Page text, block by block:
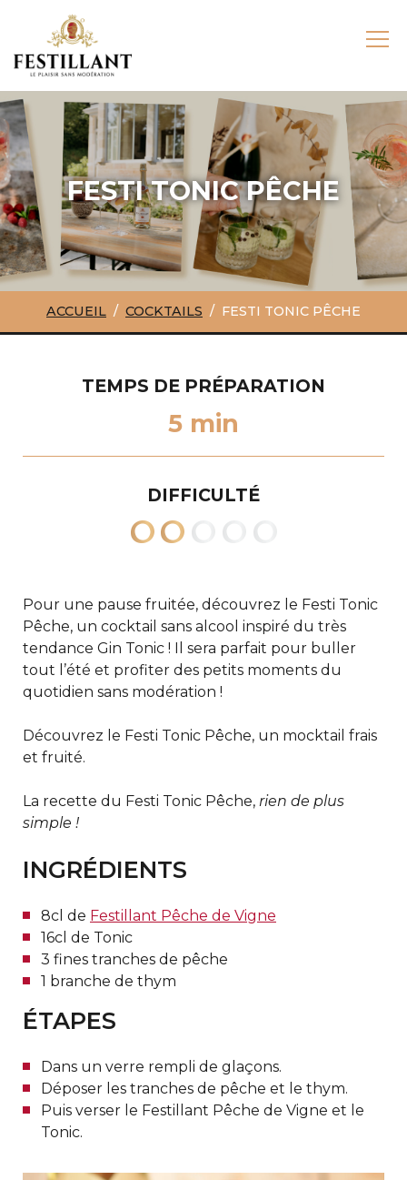
FESTI TONIC PÊCHE
ACCUEIL COCKTAILS FESTI TONIC PÊCHE
TEMPS DE PRÉPARATION
5 min
DIFFICULTÉ
Pour une pause fruitée, découvrez le Festi Tonic
Pêche, un cocktail sans alcool inspiré du très
tendance Gin Tonic ! Il sera parfait pour buller
tout l’été et profiter des petits moments du
quotidien sans modération !
Découvrez le Festi Tonic Pêche, un mocktail frais
et fruité.
La recette du Festi Tonic Pêche, rien de plus
simple !
INGRÉDIENTS
8cl de Festillant Pêche de Vigne
16cl de Tonic
3 fines tranches de pêche
1 branche de thym
ÉTAPES
Dans un verre rempli de glaçons.
Déposer les tranches de pêche et le thym.
Puis verser le Festillant Pêche de Vigne et le
Tonic.